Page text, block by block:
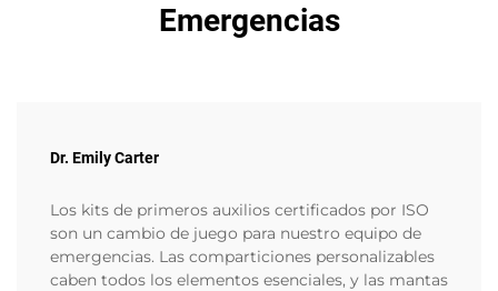
Emergencias
Dr. Emily Carter
Los kits de primeros auxilios certificados por ISO
son un cambio de juego para nuestro equipo de
emergencias. Las comparticiones personalizables
caben todos los elementos esenciales, y las mantas